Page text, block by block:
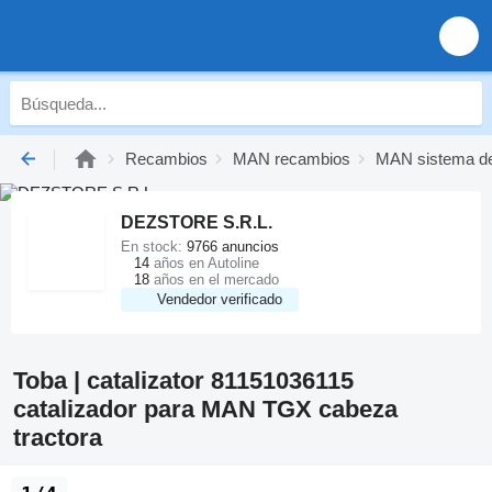
Recambios MAN recambios MAN sistema
DEZSTORE S.R.L.
Vendedor verificado
En stock: 9766 anuncios
14 años en Autoline
18 años en el mercado
Toba | catalizator 81151036115
catalizador para MAN TGX cabeza
tractora